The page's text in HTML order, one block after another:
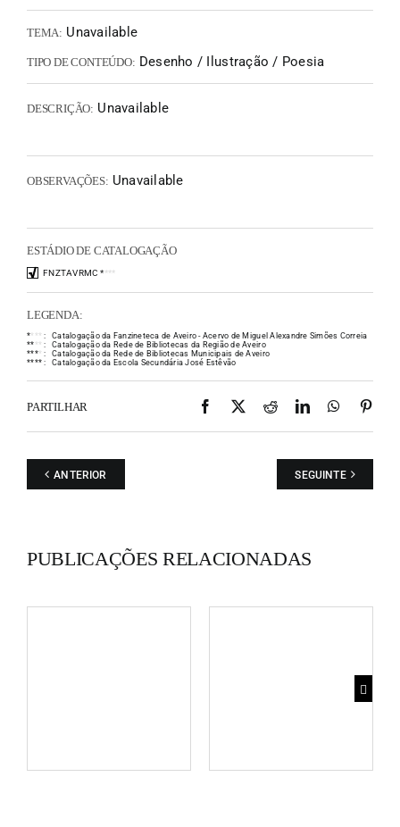
TEMA: Unavailable
TIPO DE CONTEÚDO: Desenho / Ilustração / Poesia
DESCRIÇÃO: Unavailable
OBSERVAÇÕES: Unavailable
ESTÁDIO DE CATALOGAÇÃO
FNZTAVRMC ****
LEGENDA:
** * * :
Catalogação da Fanzineteca de Aveiro - Acervo de Miguel Alexandre Simões Correia
** * * :
Catalogação da Rede de Bibliotecas da Região de Aveiro
**** :
Catalogação da Rede de Bibliotecas Municipais de Aveiro
**** : Catalogação da Escola Secundária José Estêvão
PARTILHAR Facebook
X RedditLinkedIn
ANTERIOR SEGUINTE
PUBLICAÇÕES RELACIONADAS